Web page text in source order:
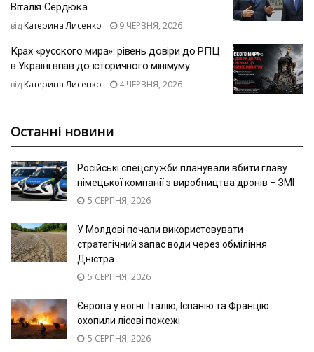
Віталія Сердюка
від Катерина Лисенко 9 ЧЕРВНЯ, 2026
Крах «русского мира»: рівень довіри до РПЦ
в Україні впав до історичного мінімуму
від Катерина Лисенко 4 ЧЕРВНЯ, 2026
Останні новини
Російські спецслужби планували вбити главу
німецької компанії з виробництва дронів – ЗМІ
5 СЕРПНЯ, 2026
У Молдові почали використовувати
стратегічний запас води через обміління
Дністра
5 СЕРПНЯ, 2026
Європа у вогні: Італію, Іспанію та Францію
охопили лісові пожежі
5 СЕРПНЯ, 2026